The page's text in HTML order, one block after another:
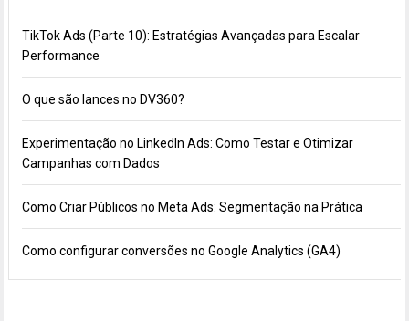
TikTok Ads (Parte 10): Estratégias Avançadas para Escalar
Performance
O que são lances no DV360?
Experimentação no LinkedIn Ads: Como Testar e Otimizar
Campanhas com Dados
Como Criar Públicos no Meta Ads: Segmentação na Prática
Como configurar conversões no Google Analytics (GA4)